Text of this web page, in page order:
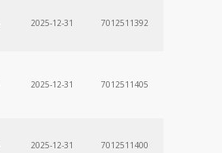
2025-12-31 7012511392
2025-12-31 7012511405
2025-12-31 7012511400